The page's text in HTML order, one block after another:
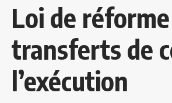
Loi de
transferts de
l’exécution